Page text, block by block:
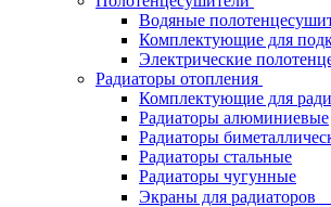
Водяные
Комплектующие для
Электрические
Радиаторы отопления
Комплектующие для
Радиаторы алюминиевые
Радиаторы
Радиаторы стальные
Радиаторы чугунные
Экраны для радиаторов